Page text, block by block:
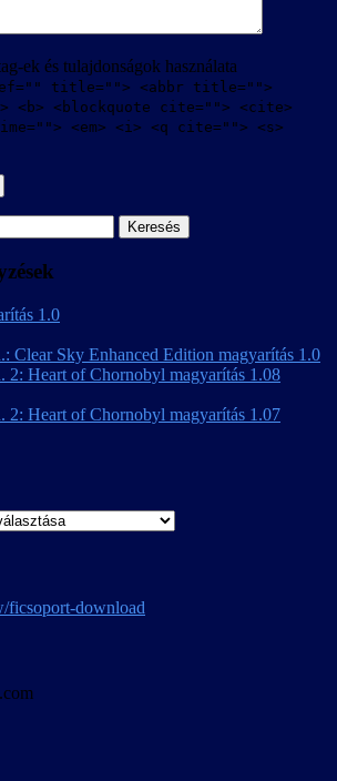
ek és tulajdonságok használata
title=""> <abbr title="">
<b> <blockquote cite=""> <cite>
<em> <i> <q cite=""> <s>
1.0
Clear Sky Enhanced Edition magyarítás 1.0
Heart of Chornobyl magyarítás 1.08
Heart of Chornobyl magyarítás 1.07
ficsoport-download